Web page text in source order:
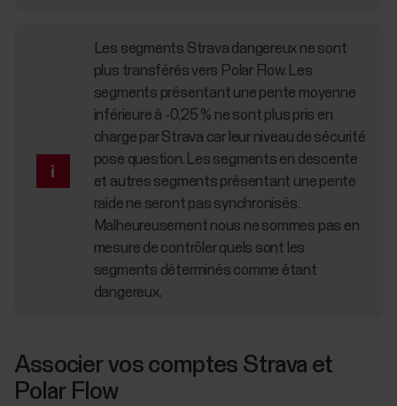
Les segments Strava dangereux ne sont
plus transférés vers Polar Flow. Les
segments présentant une pente moyenne
inférieure à -0,25 % ne sont plus pris en
charge par Strava car leur niveau de sécurité
pose question. Les segments en descente
et autres segments présentant une pente
raide ne seront pas synchronisés.
Malheureusement nous ne sommes pas en
mesure de contrôler quels sont les
segments déterminés comme étant
dangereux.
Associer vos comptes Strava et
Polar Flow